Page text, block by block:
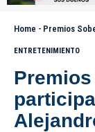
Home - Premios
ENTRETENIMIENTO